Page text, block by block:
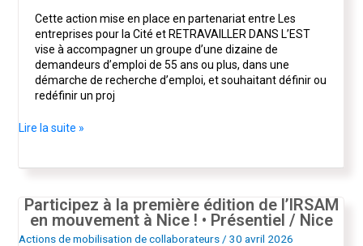
Cette action mise en place en partenariat entre Les
entreprises pour la Cité et RETRAVAILLER DANS L’EST
vise à accompagner un groupe d’une dizaine de
demandeurs d’emploi de 55 ans ou plus, dans une
démarche de recherche d’emploi, et souhaitant définir ou
redéfinir un proj
Présentiel
Strasbourg
Lire la suite »
Participez à la première édition de l’IRSAM
en mouvement à Nice ! • Présentiel / Nice
Actions de mobilisation de collaborateurs /30 avril 2026
Participez
la